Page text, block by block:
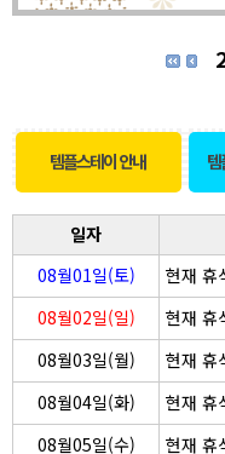
템플스테이 안내
일자
08월01일(토)
현재 휴
08월02일(일)
현재 휴
08월03일(월)
현재 휴
08월04일(화)
현재 휴
08월05일(수)
현재 휴